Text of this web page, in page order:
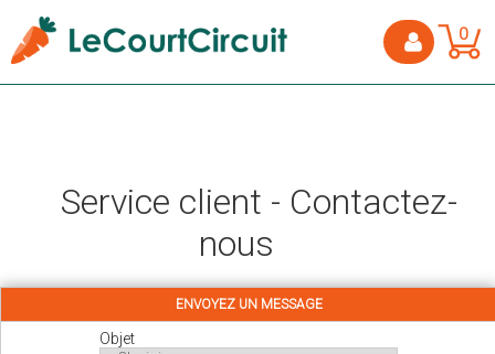
0
Service client - Contactez-
nous
ENVOYEZ UN MESSAGE
Objet